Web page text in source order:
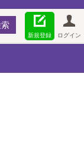
ログイン
新規登録